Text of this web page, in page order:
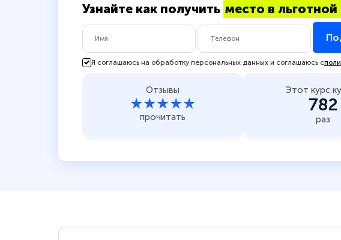
Узнайте как получить место в льготной
Я соглашаюсь на обработку персональных данных и соглашаюсь с
Отзывы
★★★★★
прочитать
Этот курс
782
раз